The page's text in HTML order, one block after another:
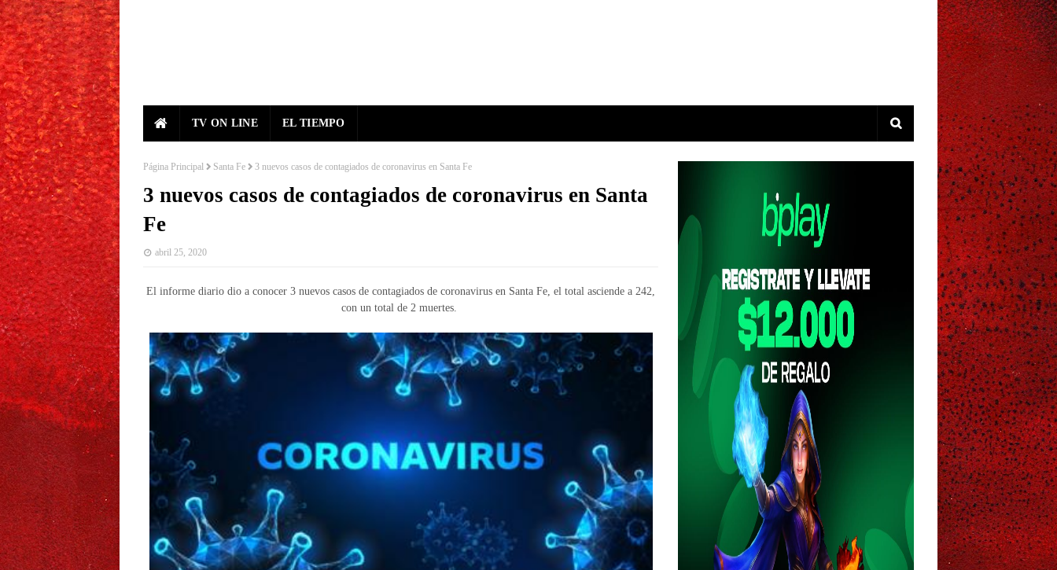
TV ON LINE EL TIEMPO
Página Principal Santa Fe 3 nuevos casos de contagiados de coronavirus en Santa Fe
3 nuevos casos de contagiados de coronavirus en Santa
Fe
abril 25, 2020
El informe diario dio a conocer 3 nuevos casos de contagiados de coronavirus en Santa Fe, el total asciende a 242,
con un total de 2 muertes.